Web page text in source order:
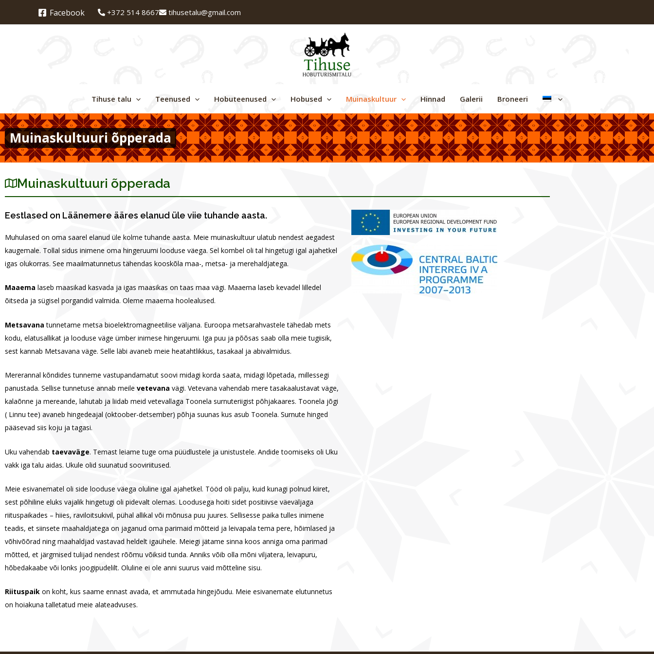
Facebook +372 514 8667 tihusetalu@gmail.com
Tihuse talu Teenused Hobuteenused Hobused Muinaskultuur Hinnad Galerii Broneeri
Muinaskultuuri õpperada
Muinaskultuuri õpperada
Eestlased on Läänemere ääres elanud üle viie tuhande aasta.
Muhulased on oma saarel elanud üle kolme tuhande aasta. Meie muinaskultuur ulatub nendest aegadest
kaugemale. Tollal sidus inimene oma hingeruumi looduse väega. Sel kombel oli tal hingetugi igal ajahetkel
igas olukorras. See maailmatunnetus tähendas kooskõla maa-, metsa- ja merehaldjatega.
Maaema laseb maasikad kasvada ja igas maasikas on taas maa vägi. Maaema laseb kevadel lilledel
õitseda ja sügisel porgandid valmida. Oleme maaema hoolealused.
Metsavana tunnetame metsa bioelektromagneetilise väljana. Euroopa metsarahvastele tähedab mets
kodu, elatusallikat ja looduse väge ümber inimese hingeruumi. Iga puu ja põõsas saab olla meie tugiisik,
sest kannab Metsavana väge. Selle läbi avaneb meie heatahtlikkus, tasakaal ja abivalmidus.
Mererannal kõndides tunneme vastupandamatut soovi midagi korda saata, midagi lõpetada, millessegi
panustada. Sellise tunnetuse annab meile vetevana vägi. Vetevana vahendab mere tasakaalustavat väge,
kalaõnne ja mereande, lahutab ja liidab meid vetevallaga Toonela surnuteriigist põhjakaares. Toonela jõgi
( Linnu tee) avaneb hingedeajal (oktoober-detsember) põhja suunas kus asub Toonela. Surnute hinged
pääsevad siis koju ja tagasi.
Uku vahendab taevaväge. Temast leiame tuge oma püüdlustele ja unistustele. Andide toomiseks oli Uku
vakk iga talu aidas. Ukule olid suunatud sooviriitused.
Meie esivanematel oli side looduse väega oluline igal ajahetkel. Tööd oli palju, kuid kunagi polnud kiiret,
sest põhiline eluks vajalik hingetugi oli pidevalt olemas. Loodusega hoiti sidet positiivse väeväljaga
riituspaikades – hiies, raviloitsukivil, pühal allikal või mõnusa puu juures. Sellisesse paika tulles inimene
teadis, et siinsete maahaldjatega on jaganud oma parimaid mõtteid ja leivapala tema pere, hõimlased ja
võhivõõrad ning maahaldjad vastavad heldelt igaühele. Meiegi jätame sinna koos anniga oma parimad
mõtted, et järgmised tulijad nendest rõõmu võiksid tunda. Anniks võib olla mõni viljatera, leivapuru,
hõbedakaabe või lonks joogipudelilt. Oluline ei ole anni suurus vaid mõtteline sisu.
Riituspaik on koht, kus saame ennast avada, et ammutada hingejõudu. Meie esivanemate elutunnetus
on hoiakuna talletatud meie alateadvuses.